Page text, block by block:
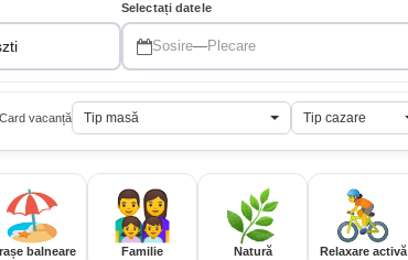
Selectați datele
Sosire—Plecare
Card vacanță Tip masă Tip cazare
balneare Familie Natură Relaxare activă